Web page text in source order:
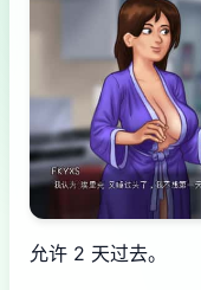
允许 2 天过去。